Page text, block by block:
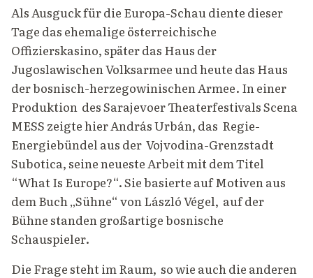
Als Ausguck für die Europa-Schau diente dieser
Tage das ehemalige österreichische
Offizierskasino, später das Haus der
Jugoslawischen Volksarmee und heute das Haus
der bosnisch-herzegowinischen Armee. In einer
Produktion des Sarajevoer Theaterfestivals Scena
MESS zeigte hier András Urbán, das Regie-
Energiebündel aus der Vojvodina-Grenzstadt
Subotica, seine neueste Arbeit mit dem Titel
“What Is Europe?“. Sie basierte auf Motiven aus
dem Buch „Sühne“ von László Végel, auf der
Bühne standen großartige bosnische
Schauspieler.
Die Frage steht im Raum, so wie auch die anderen